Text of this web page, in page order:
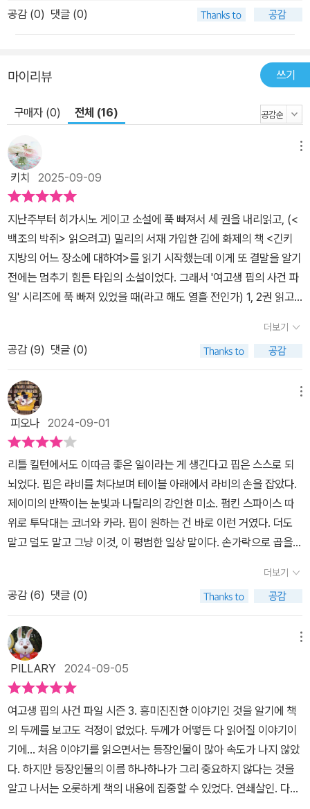
적으로 의심스러운 방식이기는 하지만 결국 시적詩的 정의가 실현됨
을 깨닫게 해주는 작품이다. 핍에겐 스토커가 있었다. 이제야 든 생각
우가 아닌 이것. 마지막, 완벽한 한 건. 이제 핍에게 기회가 왔다. 딱
이 스토커 사건이 핍이 원하던 바로 그 사건일지도 모른다. 숨 막히는
는 사람이 있고, 그자는 핍에게 해를 입히고 싶어한다. 그러니 그자는
악이다. 반대편은 핍이다. 핍이 무조건 선이라고 할 순 없었지만 그렇
다고 무조건 악도 아니었으니까. 양측의 팽팽한 대치가 핍이 원하는
바였다. 그리고 이번엔 핍 자신이 그 주체였다. 이번에도 핍이 틀린다
면, 그땐 더는 꼬리를 물고 이어지는 사건도, 핍의 손에 핍 자신의 피
라면 모를까 남의 피가 묻는 일도 없을 것이다. 그러나 핍이 옳다면,
이번엔 핍 자신을 온전히 되찾을 수 있을지도 모른다. (p. 117~118)
소설 속 모든 단서가 이야기 반전의 열쇠이자 충격적 결말의 서곡 이
끝을 맺는 작품이다. 1편에서 시작한 여러 사건과 인물들의 숨겨진 갈
등(앤디 벨의 죽음에 얽힌 진실)이 표면 위로 떠오르며 이야기의 시작
과 끝이 하나로 연결된다. 더구나 이번 편은 핍 자신이 범죄의 타깃이
되는 동시에 연쇄살인범이 사건에 연루되는 스토리로 시종일관 긴장
감을 늦출 수 없게 한다. 사건 해결을 위한 충격적인 아이디어는 물론
이거니와 담대한 방향으로 전개되는 이야기가 때로는 상상할 수 없는
영역으로 모험을 떠나게 만든다. 그 과정에서 불안한 순간들과 심오
한 심리적 변화를 겪는 주인공 핍의 행동으로 인해 독자는 긴장의 스
트레스가 극도의 수준으로 치닫는다. 더불어 후반부로 갈수록 숨 막
히는 사건 전개로 합리적인 변명 없이는 도저히 손에서 책을 내려놓
을 수 없을 지경에 이른다. 그야말로 드라마틱한 반전이 거듭될 뿐 아
니라 정의라는 개념에 그토록 용감하게 맞서는 주인공 핍의 행동 하
한다면서 절대 아무것도 하지 않는 당신 같은 사람들이 없을 때에만.”
요.” [……] 핍은 어서 이곳을 벗어나야 했다. 총성이 처음으로 집까지
핍을 따라오기 시작한 것도 이 경찰서 깊숙한 곳에 들어갔다 나오면
서부터였다. 끝내 구하지 못해 죽은 자의 피를 뒤집어쓴 채 핍은 이 복
알면서 핍은 또다시 이곳에 와 있었다. 그러나 핍은 이제 강해졌다.
(p. 119~120) 핍 시리즈 1권과 2권의 결말하고는 차원부터가 다른
이번 3권은 전혀 예측하지 못한 방식으로 흘러가는 이야기가 끊임없
이 충격에 휩싸이게 한다. 아울러 이번 편은 소설이 어떻게 끝을 맺을
것인가의 문제가 아니라, 결과가 어떻게 성취될 것인가의 문제가 될
공감 (0) 댓글 (0)
마이리뷰 쓰기
구매자 (0) 전체 (16)
키치 2025-09-09
지난주부터 히가시노 게이고 소설에 푹 빠져서 세 권을 내리읽고, (<
백조의 박쥐> 읽으려고) 밀리의 서재 가입한 김에 화제의 책 <긴키
지방의 어느 장소에 대하여>를 읽기 시작했는데 이게 또 결말을 알기
전에는 멈추기 힘든 타입의 소설이었다. 그래서 '여고생 핍의 사건 파
일' 시리즈에 푹 빠져 있었을 때(라고 해도 열흘 전인가) 1, 2권 읽고
이유는 그건데, 솔직히 말하면 1, 2권을 열광하며 읽었던 나에게 3권
의 내용이 너무나 충격적이었다는 사실을 부정하기 어려울 것 같
다. '여고생 핍의 사건 파일' 시리즈의 기본적인 얼개는 이렇다. 영국
의 작은 마을 리틀 킬턴에 사는 여고생 핍은 케임브리지 대학 입학을
앞두고 있다. 학교 과제로 5년 전 마을에서 일어난 살인 사건에 대해
조사하다 경찰을 비롯한 마을 사람 모두가 범인으로 짐작했던 인물이
아닌 다른 사람이 진범이라는 사실을 밝혀낸 핍은 억울하게 누명을
썼던 사람들이 구제받고, 죄를 짓고도 아무렇지 않게 살아온 사람들
이 처벌받는 결말을 원했지만 현실은 달랐다. 핍은 1권에서 밝혀진 강
간범에게 명예훼손을 이유로 고소 당하고, 스토커가 협박조의 이메일
을 보내고 집까지 찾아오지만 경찰은 꿈쩍도 안 한다. 이대로 가만히
있으면 강간범과 스토커가 원하는 결말을 맞게 될 거라고 생각한 핍
은 특단의 조치를 취한다. 스포일러가 될 것 같아서 자세한 내용을 밝
힐 수는 없지만, 호기심 많고 정의감 강한 여고생이 탐정으로 활약하
정도는 알려주고 싶다. 이런 식으로 서사를 전개한 이유가 궁금했는
데, 작가 홀리 잭슨의 후기 중에서 '우리(영국) 형사사법 시스템과 이
시스템에 대한 아쉬움을 언급하지 않을 수 없을 것 같습니다. 영국의
강간 및 성폭력 건수와 신고 및 유죄판결 비율을 보면 거의 절망적인
수준입니다. 이건 분명 문제가 있습니다. 이 책이 제 목소리를 대신할
수 있길 바랍니다.'라고 쓴 대목을 읽고 납득이 되었다. 사법 시스템에
대한 절망 때문에 사적 제재를 택한 심정은 이해하지만, 이 시리즈와
핍이라는 캐릭터를 좋아하고 응원한 나로서는 핍이 계속해서 선량한
정의의 수호자로 남아 주었으면 하는 마음이 없지 않았다. (그래서 3
더보기
공감 (9) 댓글 (0)
피오나 2024-09-01
리틀 킬턴에서도 이따금 좋은 일이라는 게 생긴다고 핍은 스스로 되
뇌었다. 핍은 라비를 쳐다보며 테이블 아래에서 라비의 손을 잡았다.
제이미의 반짝이는 눈빛과 나탈리의 강인한 미소. 펌킨 스파이스 따
위로 투닥대는 코너와 카라. 핍이 원하는 건 바로 이런 거였다. 더도
말고 덜도 말고 그냥 이것, 이 평범한 일상 말이다. 손가락으로 곱을
들. 내가 사라지면 날 찾아 나설 사람들. 이 감정을 병에 꼭꼭 담아 잠
깐이라도 그 힘으로 살아갈 수 있을까? p.71여고생 ‘핍’을
주인공으로 하는 미스터리 3부작 '여고생 핍 시리즈' 그 세 번째 이야
기이다. <여고생 핍의 사건 파일>, <굿 걸, 배드 블러드>에 이어 <누
가 제이슨 벨을 죽였나>로 3부작이 마무리되었다. 이 작품은 청소년
뿐만 아니라 성인 독자를 아우르는 최고의 미스터리 소설이라 평가받
으며 영미권 최대 서평 사이트 굿리즈 초이스 어워드 영어덜트 소설 1
위를 차지하기도 하며, BBC TV 드라마로도 만들어 졌다. 시리즈 첫
번째 작품이었던 <여고생 핍의 사건 파일>에서 핍은 학업성취도평가
를 위한 수행평가 과제로 5년 전에 벌어진 앤디 벨 실종사건에 대해
탐구활동을 했다. 사건 당시 범인으로 지목되었던 샐의 남동생을 찾
아가는 것을 시작으로 앤디 벨 실종을 둘러싼 정황 조사부터 시작해,
더보기
공감 (6) 댓글 (0)
PILLARY 2024-09-05
여고생 핍의 사건 파일 시즌 3. 흥미진진한 이야기인 것을 알기에 책
의 두께를 보고도 걱정이 없었다. 두께가 어떻든 다 읽어질 이야기이
기에... 처음 이야기를 읽으면서는 등장인물이 많아 속도가 나지 않았
다. 하지만 등장인물의 이름 하나하나가 그리 중요하지 않다는 것을
알고 나서는 오롯하게 책의 내용에 집중할 수 있었다. 연쇄살인. 다음